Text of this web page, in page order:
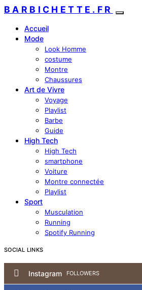
BARBICHETTE.FR
Accueil
Mode
Look Homme
costume
Montre
Chaussures
Art de Vivre
Voyage
Playlist
Barbe
Guide
High Tech
High Tech
smartphone
Voiture
Montre connectée
Playlist
Sport
Musculation
Running
Spotify Running
SOCIAL LINKS
Instagram FOLLOWERS